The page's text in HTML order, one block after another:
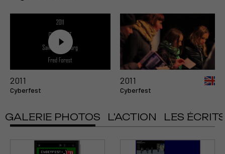
Voir la vidéo :
https://www.youtube.com/watch?
v=fwbtHQavRhg
Voir la vidéo
2011
Cyberfest
2011
Cyberfest
GALERIE PHOTOS L'ACTION LES ÉCRITS